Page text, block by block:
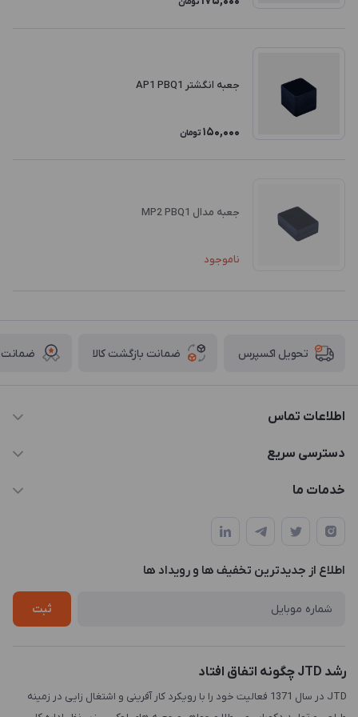
جعبه انگشتر AP1 PBQ1
150,000 تومان
جعبه مدال MP2 PBQ1
ناموجود
تحویل اکسپرس ضمانت بازگشت کالا ضمانت
اطلاعات تماس
021-88846810-1
طبقه3
دسترسی سریع
حساب کاربری
لیست محصولات
درباره ما
خدمات ما
چاپ و حکاکی
طراحی سه بعدی
اطلاع از جدیدترین تخفیف ها و رویداد ها
ثبت
رشد JTD چگونه اتفاق افتاد
JTD در سال 1371 فعالیت خود را با رویکرد کار آفرینی و اشتغال زایی در زمینه